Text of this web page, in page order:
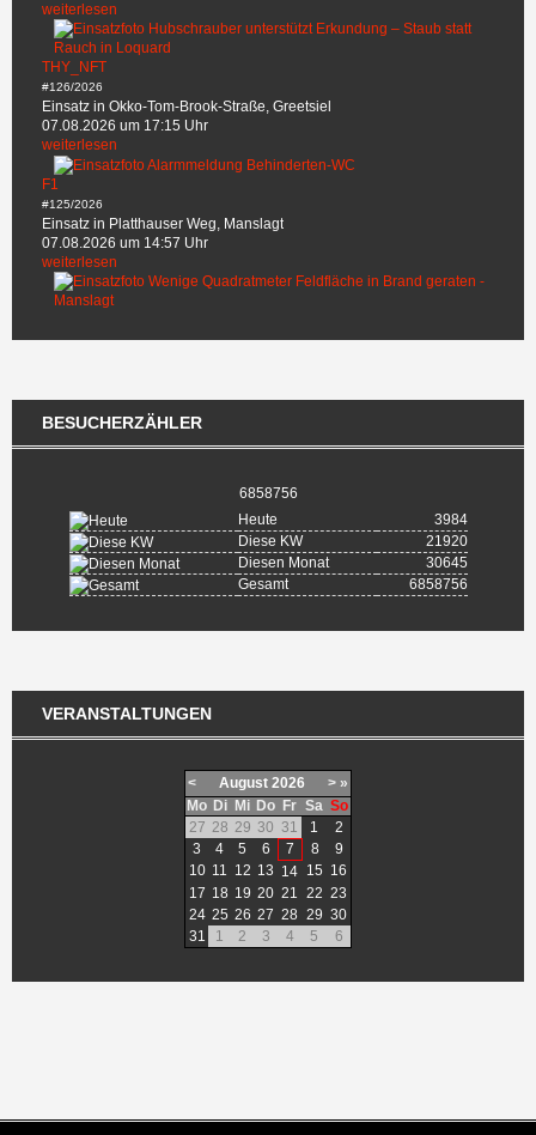
weiterlesen
THY_NFT
#126/2026
Einsatz in Okko-Tom-Brook-Straße, Greetsiel
07.08.2026 um 17:15 Uhr
weiterlesen
F1
#125/2026
Einsatz in Platthauser Weg, Manslagt
07.08.2026 um 14:57 Uhr
weiterlesen
BESUCHERZÄHLER
6858756
Heute
3984
Diese KW
21920
Diesen Monat
30645
Gesamt
6858756
VERANSTALTUNGEN
< August 2026 > »
Mo Di Mi Do Fr Sa So
27 28 29 30 31 1
2
3
4 5 6 7 8
9
10 11 12 13 14 15 16
17 18 19 20 21 22 23
24 25 26 27 28 29 30
31
1 2 3 4 5 6